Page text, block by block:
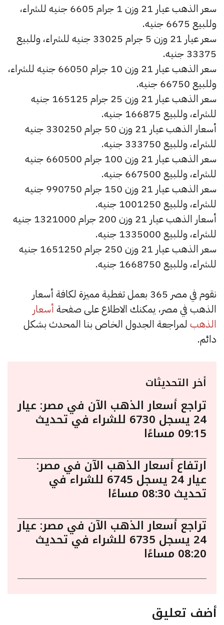
سعر الذهب عيار 21 وزن 1 جرام 6605 جنيه للشراء،
وللبيع 6675 جنيه.
سعر عيار 21 وزن 5 جرام 33025 جنيه للشراء، وللبيع
33375 جنيه.
سعر الذهب عيار 21 وزن 10 جرام 66050 جنيه للشراء،
وللبيع 66750 جنيه.
سعر الذهب عيار 21 وزن 25 جرام 165125 جنيه
للشراء، وللبيع 166875 جنيه.
أسعار الذهب عيار 21 وزن 50 جرام 330250 جنيه
للشراء، وللبيع 333750 جنيه.
سعر الذهب عيار 21 وزن 100 جرام 660500 جنيه
للشراء، وللبيع 667500 جنيه.
سعر الذهب عيار 21 وزن 150 جرام 990750 جنيه
للشراء، وللبيع 1001250 جنيه.
أسعار الذهب عيار 21 وزن 200 جرام 1321000 جنيه
للشراء، وللبيع 1335000 جنيه.
سعر الذهب عيار 21 وزن 250 جرام 1651250 جنيه
للشراء، وللبيع 1668750 جنيه.
نقوم في مصر 365 بعمل تغطية مميزة لكافة أسعار
الذهب في مصر، يمكنك الاطلاع على صفحة أسعار
الذهب لمراجعة الجدول الخاص بنا المحدث بشكل
دائم.
أخر التحديثات
تراجع أسعار الذهب الآن في مصر: عيار
24 يسجل 6730 للشراء في تحديث
09:15 مساءًا
ارتفاع أسعار الذهب الآن في مصر:
عيار 24 يسجل 6745 للشراء في
تحديث 08:30 مساءًا
تراجع أسعار الذهب الآن في مصر: عيار
24 يسجل 6735 للشراء في تحديث
08:20 مساءًا
أضف تعليق